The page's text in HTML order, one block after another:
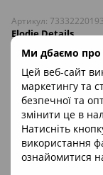
Ми дбаємо про
Цей веб-сайт
маркетингу та
безпечної та
змінити це в
Натисніть
використання
ознайомитися
Артикул:
Elodie Details
Сумка для мами
Changing Bag
3 600 грн
В кошик